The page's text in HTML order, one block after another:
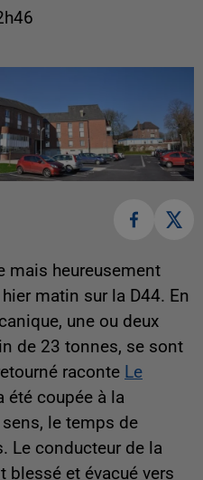
mais heureusement
matin sur la D44. En
une ou deux
de 23 tonnes, se sont
raconte Le
été coupée à la
le temps de
Le conducteur de la
blessé et évacué vers